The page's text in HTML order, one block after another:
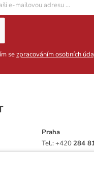
sezpracováním osobních
Praha
Tel.:+420 284